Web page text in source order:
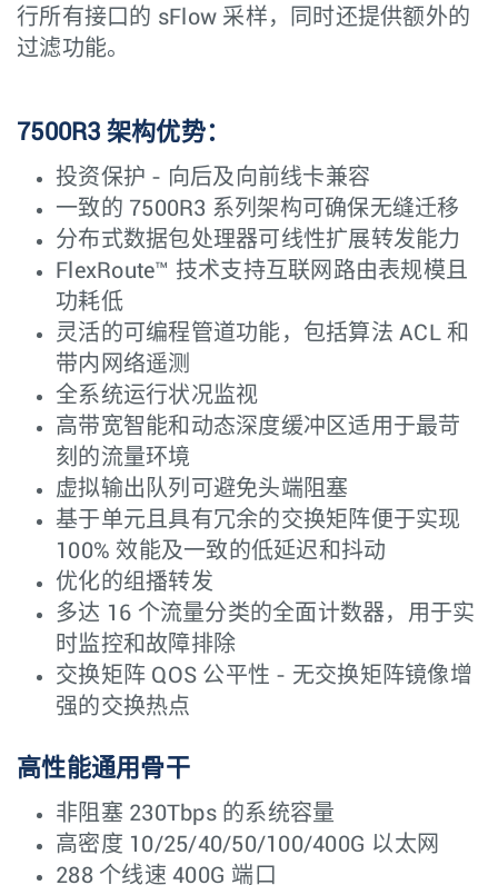
行所有接口的 sFlow 采样，同时还提供额外的
过滤功能。
7500R3 架构优势：
投资保护 - 向后及向前线卡兼容
一致的 7500R3 系列架构可确保无缝迁移
分布式数据包处理器可线性扩展转发能力
FlexRoute™ 技术支持互联网路由表规模且
功耗低
灵活的可编程管道功能，包括算法 ACL 和
带内网络遥测
全系统运行状况监视
高带宽智能和动态深度缓冲区适用于最苛
刻的流量环境
虚拟输出队列可避免头端阻塞
基于单元且具有冗余的交换矩阵便于实现
100% 效能及一致的低延迟和抖动
优化的组播转发
多达 16 个流量分类的全面计数器，用于实
时监控和故障排除
交换矩阵 QOS 公平性 - 无交换矩阵镜像增
强的交换热点
高性能通用骨干
非阻塞 230Tbps 的系统容量
高密度 10/25/40/50/100/400G 以太网
288 个线速 400G 端口